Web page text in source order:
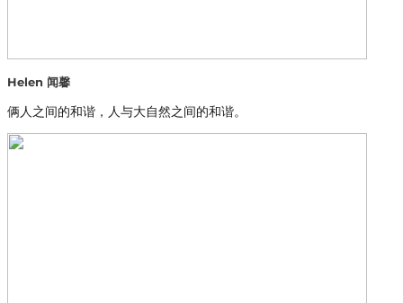
Helen 闻馨
俩人之间的和谐，人与大自然之间的和谐。